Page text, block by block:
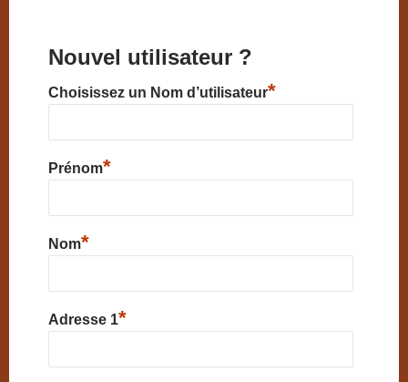
Nouvel utilisateur ?
Choisissez un Nom d’utilisateur*
Prénom*
Nom*
Adresse 1*